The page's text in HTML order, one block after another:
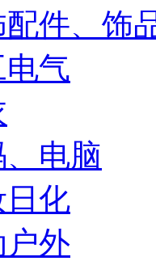
配件、饰
气
电脑
日化
外